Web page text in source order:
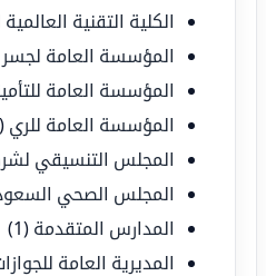
الكلية التقنية
المؤسسة العامة
المؤسسة العامة
المؤسسة العامة للري (1)
المجلس التنسيقي
المجلس الصحي
المدارس المتقدمة (1)
المديرية العامة